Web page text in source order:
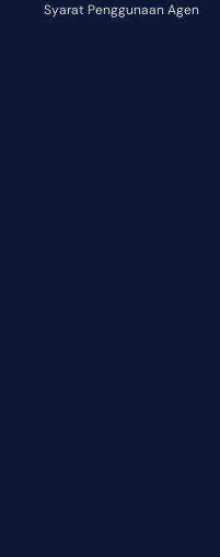
Syarat Penggunaan Agen